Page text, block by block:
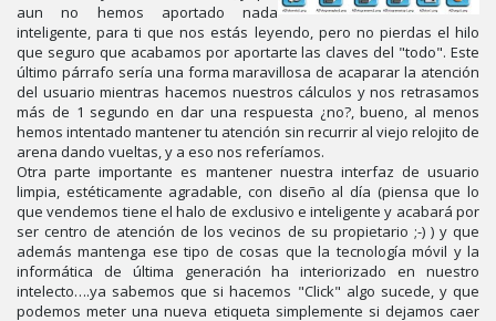
aun no hemos aportado nada
inteligente, para ti que nos estás leyendo, pero no pierdas el hilo
que seguro que acabamos por aportarte las claves del "todo". Este
último párrafo sería una forma maravillosa de acaparar la atención
del usuario mientras hacemos nuestros cálculos y nos retrasamos
más de 1 segundo en dar una respuesta ¿no?, bueno, al menos
hemos intentado mantener tu atención sin recurrir al viejo relojito de
arena dando vueltas, y a eso nos referíamos.
Otra parte importante es mantener nuestra interfaz de usuario
limpia, estéticamente agradable, con diseño al día (piensa que lo
que vendemos tiene el halo de exclusivo e inteligente y acabará por
ser centro de atención de los vecinos de su propietario ;-) ) y que
además mantenga ese tipo de cosas que la tecnología móvil y la
informática de última generación ha interiorizado en nuestro
intelecto….ya sabemos que si hacemos "Click" algo sucede, y que
podemos meter una nueva etiqueta simplemente si dejamos caer